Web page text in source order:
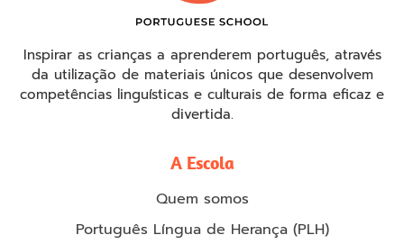
Inspirar as crianças a aprenderem português, através
da utilização de materiais únicos que desenvolvem
competências linguísticas e culturais de forma eficaz e
divertida.
A Escola
Quem somos
Português Língua de Herança (PLH)